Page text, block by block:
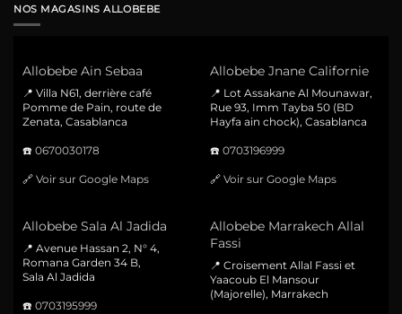
NOS MAGASINS ALLOBEBE
Allobebe Ain Sebaa
📍 Villa N61, derrière café
Pomme de Pain, route de
Zenata, Casablanca
☎️ 0670030178
🔗 Voir sur Google Maps
Allobebe Jnane Californie
📍 Lot Assakane Al Mounawar,
Rue 93, Imm Tayba 50 (BD
Hayfa ain chock), Casablanca
☎️ 0703196999
🔗 Voir sur Google Maps
Allobebe Sala Al Jadida
📍 Avenue Hassan 2, N° 4,
Romana Garden 34 B,
Sala Al Jadida
☎️ 0703195999
Allobebe Marrakech Allal
Fassi
📍 Croisement Allal Fassi et
Yaacoub El Mansour
(Majorelle), Marrakech